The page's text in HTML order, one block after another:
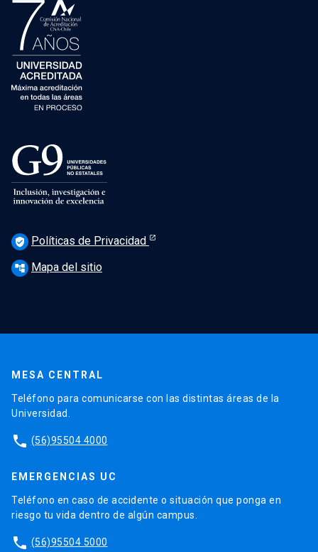
verified_user Políticas de Privacidad
account_tree Mapa del sitio
MESA CENTRAL
Teléfono para comunicarse con las distintas áreas de la
Universidad.
phone (56)95504 4000
EMERGENCIAS UC
Teléfono en caso de accidente o situación que ponga en
riesgo tu vida dentro de algún campus.
phone (56)95504 5000